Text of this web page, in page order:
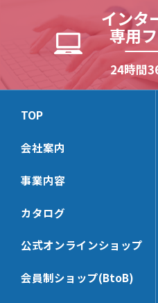
インタ
専用
24時間
TOP
会社案内
事業内容
カタログ
公式オンラインショップ
会員制ショップ(BtoB)